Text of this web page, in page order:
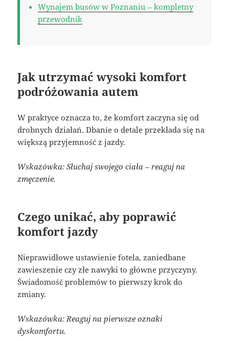
Wynajem busów w Poznaniu – kompletny
przewodnik
Jak utrzymać wysoki komfort
podróżowania autem
W praktyce oznacza to, że komfort zaczyna się od
drobnych działań. Dbanie o detale przekłada się na
większą przyjemność z jazdy.
Wskazówka: Słuchaj swojego ciała – reaguj na
zmęczenie.
Czego unikać, aby poprawić
komfort jazdy
Nieprawidłowe ustawienie fotela, zaniedbane
zawieszenie czy złe nawyki to główne przyczyny.
Świadomość problemów to pierwszy krok do
zmiany.
Wskazówka: Reaguj na pierwsze oznaki
dyskomfortu.